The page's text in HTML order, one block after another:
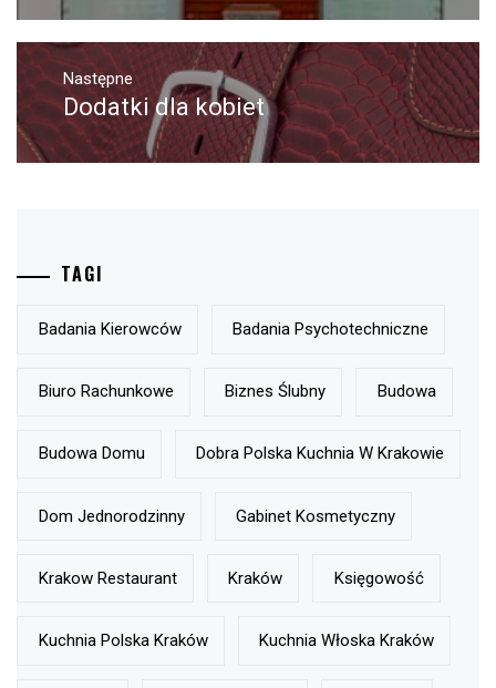
Następne
Następny
post:
Dodatki dla kobiet
TAGI
Badania Kierowców Badania Psychotechniczne
Biuro Rachunkowe Biznes Ślubny Budowa
Budowa Domu Dobra Polska Kuchnia W Krakowie
Dom Jednorodzinny Gabinet Kosmetyczny
Krakow Restaurant Kraków Księgowość
Kuchnia Polska Kraków Kuchnia Włoska Kraków